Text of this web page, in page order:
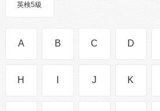
英検5級
A B C D
H J K